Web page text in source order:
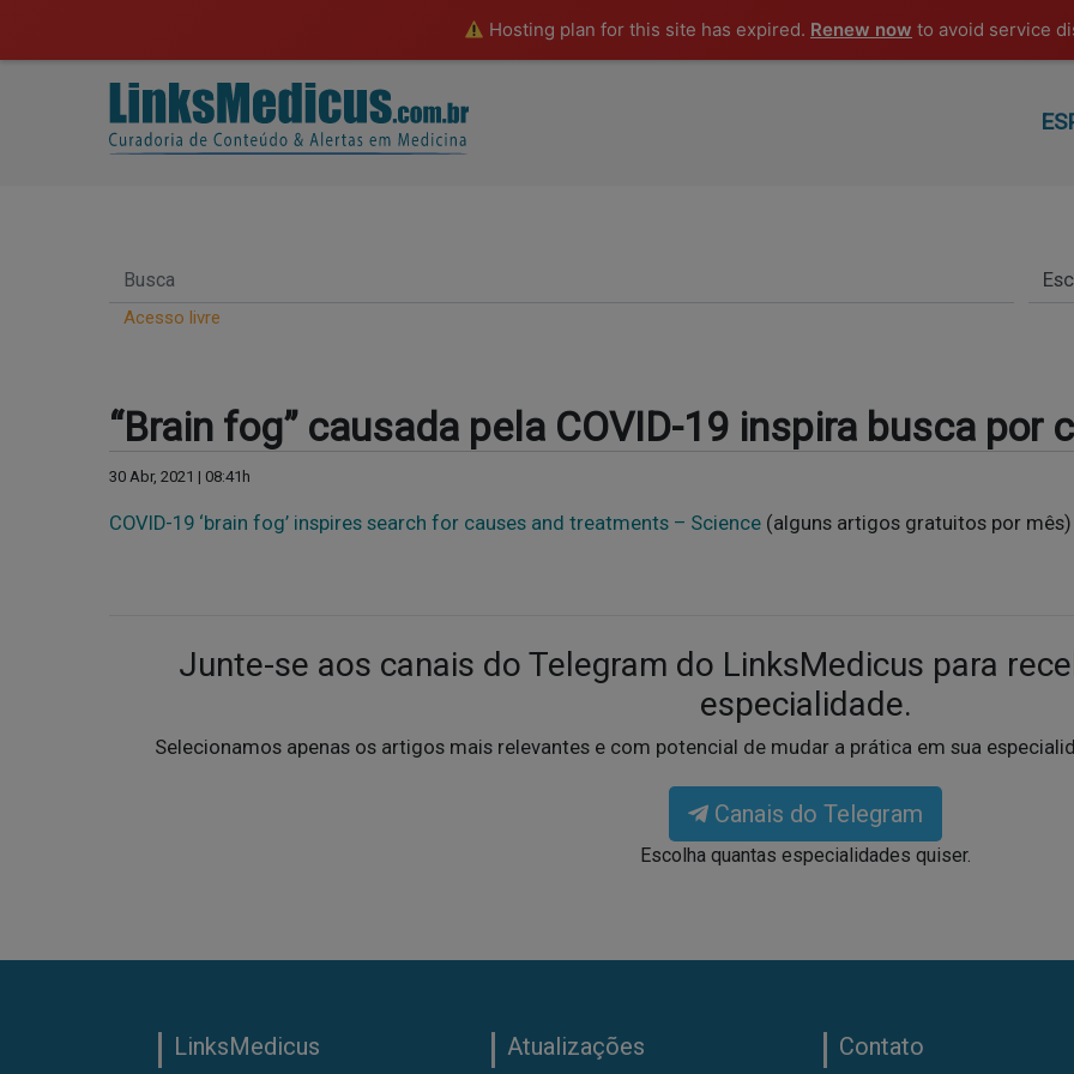
Hosting plan for this site has expired. Renew now to avoid service
Acesso livre
“Brain fog” causada pela COVID-19 inspira busca
30 Abr, 2021 | 08:41h
COVID-19 ‘brain fog’ inspires search for causes and treatments – Science (alguns artigos gratuitos por mês)
Junte-se aos canais do Telegram do LinksMedicus para
especialidade.
Selecionamos apenas os artigos mais relevantes e com potencial de mudar a prática em sua
Canais do Telegram
Escolha quantas especialidades quiser.
LinksMedicus Atualizações Contato